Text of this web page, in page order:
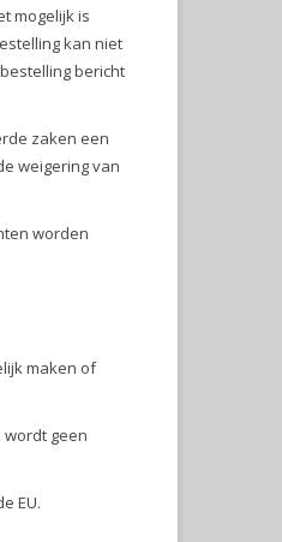
mogelijk is
kan niet
bericht
zaken een
weigering van
worden
maken of
geen
EU.